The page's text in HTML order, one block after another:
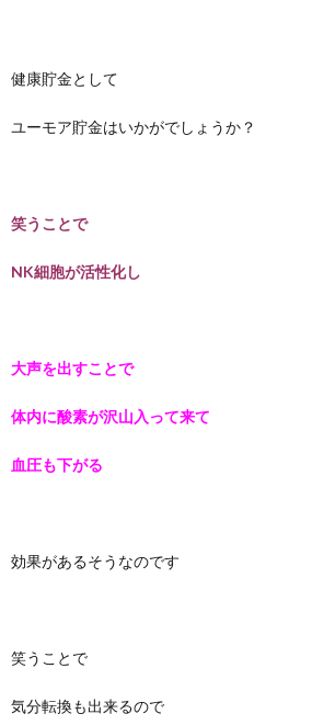
健康貯金として
ユーモア貯金はいかがでしょうか？
笑うことで
NK細胞が活性化し
大声を出すことで
体内に酸素が沢山入って来て
血圧も下がる
効果があるそうなのです
笑うことで
気分転換も出来るので